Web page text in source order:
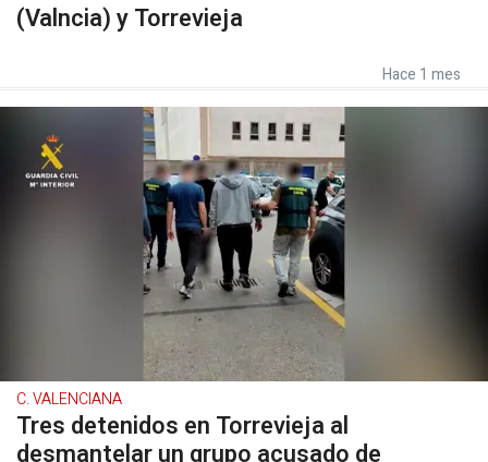
(Valncia) y Torrevieja
Hace 1 mes
C. VALENCIANA
Tres detenidos en Torrevieja al
desmantelar un grupo acusado de